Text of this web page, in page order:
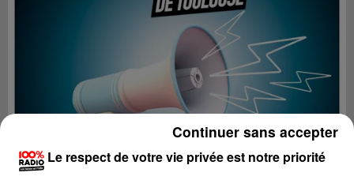
Le respect de votre vie privée est notre priorité
Continuer sans accepter